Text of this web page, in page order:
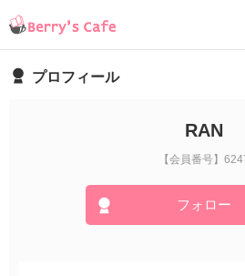
プロフィール
RAN
【会員番号】
フォロー